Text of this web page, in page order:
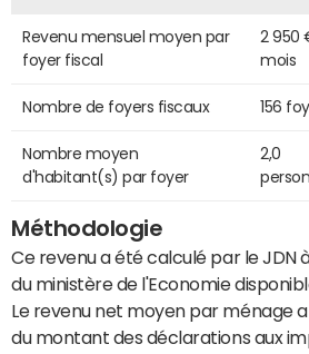
Revenu mensuel moyen par
foyer fiscal
2 950
mois
Nombre de foyers fiscaux 156
Nombre moyen
d'habitant(s) par foyer
2,0
Méthodologie
Ce revenu a été calculé par le JDN
du ministère de l'Economie
Le revenu net moyen par ménage
du montant des déclarations aux